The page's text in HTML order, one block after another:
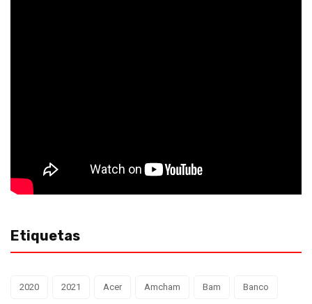
Etiquetas
2020 2021 Acer Amcham Bam Banco